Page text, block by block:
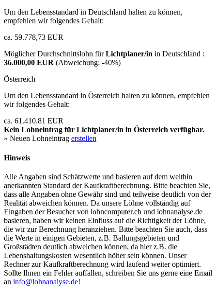
Um den Lebensstandard in Deutschland halten zu können,
empfehlen wir folgendes Gehalt:
ca. 59.778,73 EUR
Möglicher Durchschnittslohn fürLichtplaner/in in Deutschland :
36.000,00 EUR (Abweichung: -40%)
Österreich
Um den Lebensstandard in Österreich halten zu können, empfehlen
wir folgendes Gehalt:
ca. 61.410,81 EUR
Kein Lohneintrag für Lichtplaner/in in Österreich verfügbar.
» Neuen Lohneintrag erstellen
Hinweis
Alle Angaben sind Schätzwerte und basieren auf dem weithin
anerkannten Standard der Kaufkraftberechnung. Bitte beachten Sie,
dass alle Angaben ohne Gewähr sind und teilweise deutlich von der
Realität abweichen können. Da unsere Löhne vollständig auf
Eingaben der Besucher von lohncomputer.ch und lohnanalyse.de
basieren, haben wir keinen Einfluss auf die Richtigkeit der Löhne,
die wir zur Berechnung heranziehen. Bitte beachten Sie auch, dass
die Werte in einigen Gebieten, z.B. Ballungsgebieten und
Großstädten deutlich abweichen können, da hier z.B. die
Lebenshaltungskosten wesentlich höher sein können. Unser
Rechner zur Kaufkraftberechnung wird laufend weiter optimiert.
Sollte Ihnen ein Fehler auffallen, schreiben Sie uns gerne eine Email
an info@lohnanalyse.de!